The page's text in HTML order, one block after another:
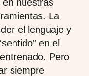
en nuestras
La
el lenguaje y
en el
Pero
siempre